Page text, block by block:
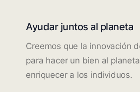
Ayudar juntos al planeta
Creemos que la innovación
para hacer un bien al
enriquecer a los individuos.